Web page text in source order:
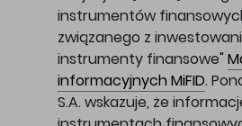
instrumentów
związanego z
instrumenty finansowe"
informacyjnych MiFID.
S.A. wskazuje, że